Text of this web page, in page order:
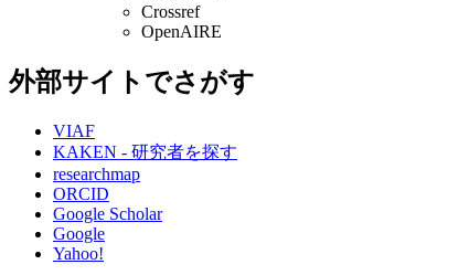
Crossref
OpenAIRE
外部サイトでさがす
VIAF
KAKEN - 研究者を探す
researchmap
ORCID
Google Scholar
Google
Yahoo!